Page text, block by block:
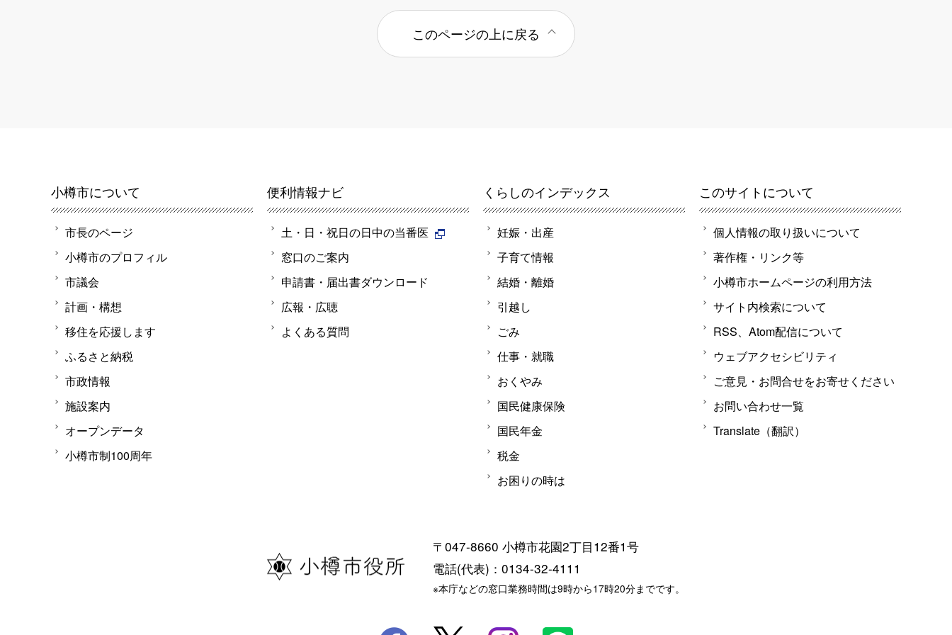
このページの上に戻る
小樽市について
市長のページ
小樽市のプロフィル
市議会
計画・構想
移住を応援します
ふるさと納税
市政情報
施設案内
オープンデータ
小樽市制100周年
便利情報ナビ
土・日・祝日の日中の当番医
窓口のご案内
申請書・届出書ダウンロード
広報・広聴
よくある質問
くらしのインデックス
妊娠・出産
子育て情報
結婚・離婚
引越し
ごみ
仕事・就職
おくやみ
国民健康保険
国民年金
税金
お困りの時は
このサイトについて
個人情報の取り扱いについて
著作権・リンク等
小樽市ホームページの利用方法
サイト内検索について
RSS、Atom配信について
ウェブアクセシビリティ
ご意見・お問合せをお寄せください
お問い合わせ一覧
Translate（翻訳）
〒047-8660 小樽市花園2丁目12番1号
電話(代表)：0134-32-4111
※本庁などの窓口業務時間は9時から17時20分までです。